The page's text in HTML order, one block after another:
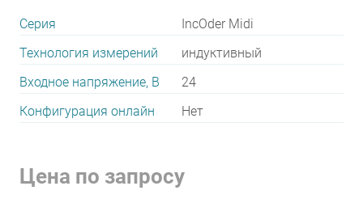
Серия
IncOder Midi
Технология измерений
индуктивный
Входное напряжение, В
24
Конфигурация онлайн
Нет
Цена по запросу